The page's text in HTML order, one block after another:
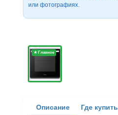
или фотографиях.
★ Главное
Описание Где купить